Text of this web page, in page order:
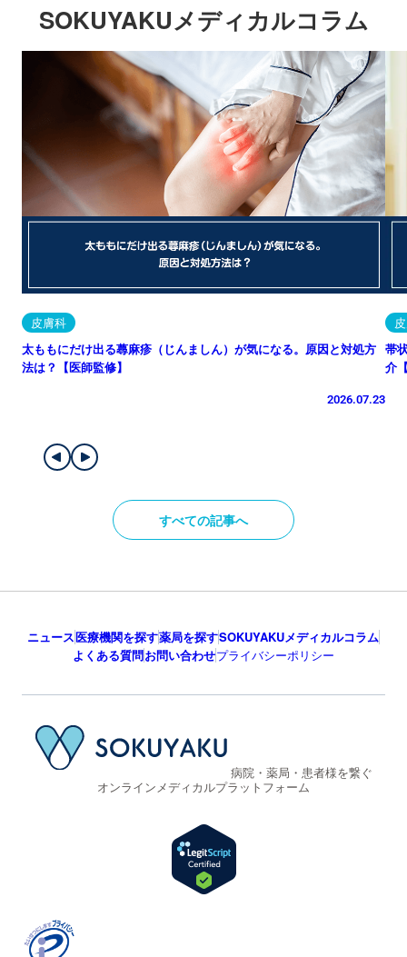
SOKUYAKUメディカルコラム
皮膚科
太ももにだけ出る蕁麻疹（じんましん）が気になる。原因と対処方
法は？【医師監修】
2026.07.23
帯
介
すべての記事へ
ニュース医療機関を探す薬局を探すSOKUYAKUメディカルコラム
よくある質問お問い合わせプライバシーポリシー
病院・薬局・患者様を繋ぐ
オンラインメディカルプラットフォーム